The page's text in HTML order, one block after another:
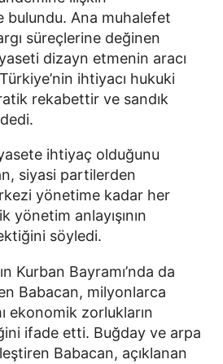
bulundu. Ana muhalefet
süreçlerine değinen
dizayn etmenin aracı
ihtiyacı hukuki
rekabettir ve sandık
ihtiyaç olduğunu
siyasi partilerden
yönetime kadar her
yönetim anlayışının
söyledi.
Kurban Bayramı’nda da
Babacan, milyonlarca
ekonomik zorlukların
ifade etti. Buğday ve arpa
Babacan, açıklanan